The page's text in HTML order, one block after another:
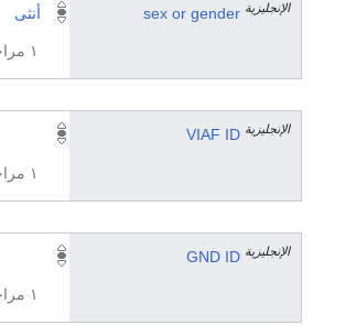
sex or gender الإنجليزية أنثى
١ مراجع
VIAF ID الإنجليزية
١ مراجع
GND ID الإنجليزية
١ مراجع